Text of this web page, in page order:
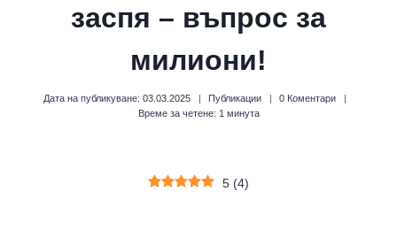
заспя – въпрос за
милиони!
Дата на публикуване: 03.03.2025 Публикации
0 Коментари
Време за четене: 1 минута
5 (4)